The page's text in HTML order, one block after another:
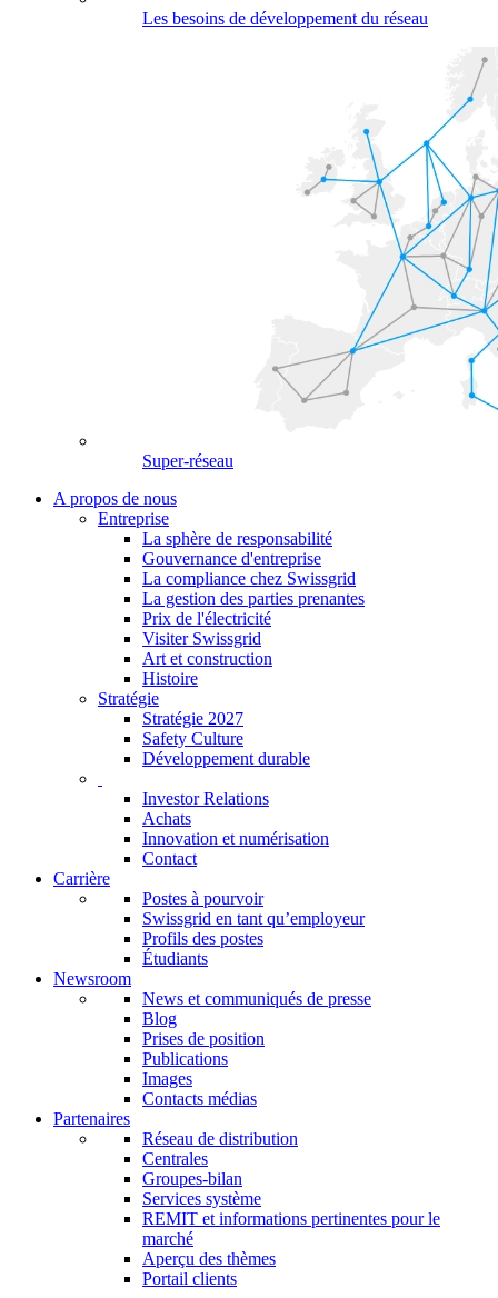
Les besoins de développement du réseau
Super-réseau
A propos de nous
Entreprise
La sphère de responsabilité
Gouvernance d'entreprise
La compliance chez Swissgrid
La gestion des parties prenantes
Prix de l'électricité
Visiter Swissgrid
Art et construction
Histoire
Stratégie
Stratégie 2027
Safety Culture
Développement durable
Investor Relations
Achats
Innovation et numérisation
Contact
Carrière
Postes à pourvoir
Swissgrid en tant qu’employeur
Profils des postes
Étudiants
Newsroom
News et communiqués de presse
Blog
Prises de position
Publications
Images
Contacts médias
Partenaires
Réseau de distribution
Centrales
Groupes-bilan
Services système
REMIT et informations pertinentes pour le
marché
Aperçu des thèmes
Portail clients